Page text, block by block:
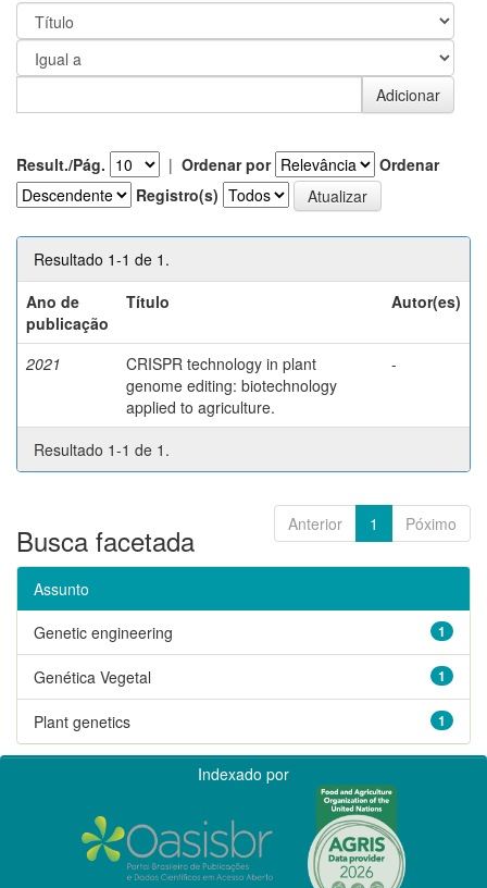
Result./Pág. | Ordenar por
Ordenar
Registro(s)
Resultado 1-1 de 1.
Ano de
publicação
Título Autor(es)
2021
CRISPR technology in plant
genome editing: biotechnology
applied to agriculture.
-
Resultado 1-1 de 1.
Anterior 1 Póximo
Busca facetada
Assunto
1
Genetic engineering
1
Genética Vegetal
1
Plant genetics
Indexado por